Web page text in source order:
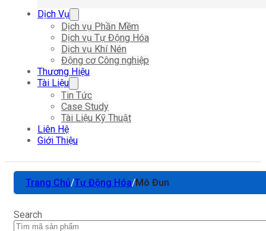
Dịch Vụ
Dịch vụ Phần Mềm
Dịch vụ Tự Động Hóa
Dịch vụ Khí Nén
Động cơ Công nghiệp
Thương Hiệu
Tài Liệu
Tin Tức
Case Study
Tài Liệu Kỹ Thuật
Liên Hệ
Giới Thiệu
Trang Chủ/Tự Động Hóa/Mô Đun
Search